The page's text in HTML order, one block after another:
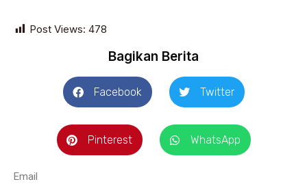
Post Views: 478
Bagikan Berita
Facebook Twitter
Pinterest WhatsApp
Email